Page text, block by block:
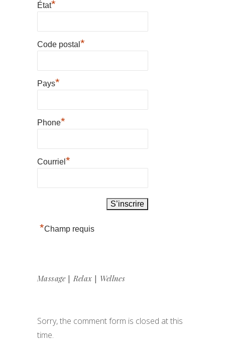
État*
Code postal *
Pays*
Phone*
Courriel *
*Champ requis
Massage |Relax | Wellnes
Sorry, the comment form is closed at this
time.